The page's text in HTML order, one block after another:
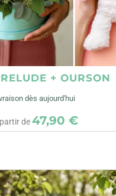
+ OURSON
dès aujourd'hui
de47,90 €